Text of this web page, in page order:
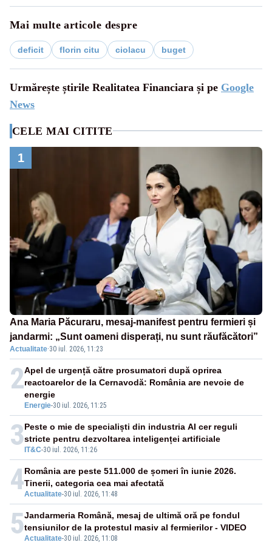
Mai multe articole despre
deficit florin citu ciolacu buget
Urmărește știrile Realitatea Financiara și pe Google
News
CELE MAI CITITE
1
Ana Maria Păcuraru, mesaj-manifest pentru fermieri și
jandarmi: „Sunt oameni disperați, nu sunt răufăcători”
Actualitate·30 iul. 2026, 11:23
2
Energie-30 iul. 2026, 11:25
Apel de urgență către prosumatori după oprirea
reactoarelor de la Cernavodă: România are nevoie de
energie
3 IT&C-30 iul. 2026, 11:26
Peste o mie de specialiști din industria AI cer reguli
stricte pentru dezvoltarea inteligenței artificiale
4Actualitate-30 iul. 2026, 11:48
România are peste 511.000 de șomeri în iunie 2026.
Tinerii, categoria cea mai afectată
5Actualitate-30 iul. 2026, 11:08
Jandarmeria Română, mesaj de ultimă oră pe fondul
tensiunilor de la protestul masiv al fermierilor - VIDEO